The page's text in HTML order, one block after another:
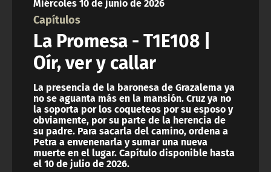
ACTUALIDAD Y TENDENCIAS
CORPORATIVO Y TRANSPARENCIA
CANAL DE DENUNCIAS
ÁREA DE PROYECTOS
Capítulos
La Promesa - T1E108 |
Oír, ver y callar
La presencia de la baronesa de Grazalema ya
no se aguanta más en la mansión. Cruz ya no
la soporta por los coqueteos por su esposo y
obviamente, por su parte de la herencia de
su padre. Para sacarla del camino, ordena a
Petra a envenenarla y sumar una nueva
muerte en el lugar. Capítulo disponible hasta
el 10 de julio de 2026.